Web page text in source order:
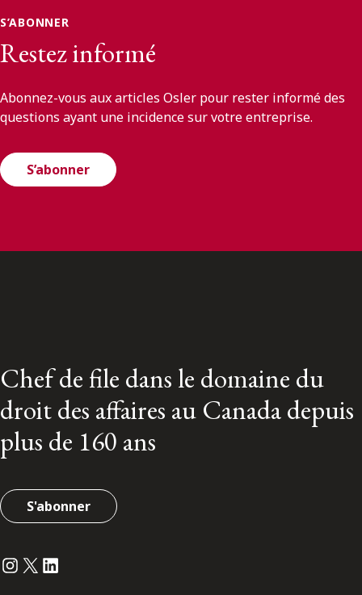
S’ABONNER
Restez informé
Abonnez-vous aux articles Osler pour rester informé des
questions ayant une incidence sur votre entreprise.
S’abonner
Chef de file dans le domaine du
droit des affaires au Canada depuis
plus de 160 ans
S'abonner
Instagram
Twitter
LinkedIn